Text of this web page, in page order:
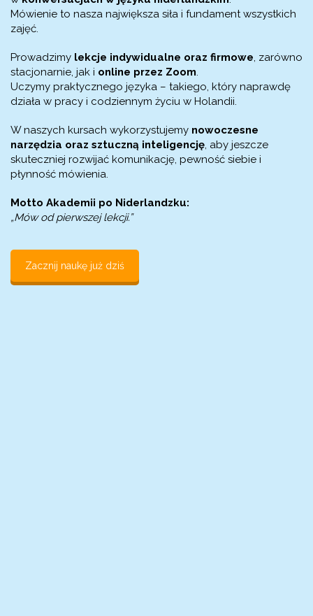
Mówienie to nasza największa siła i fundament wszystkich
zajęć.
Prowadzimy lekcje indywidualne oraz firmowe, zarówno
stacjonarnie, jak i online przez Zoom.
Uczymy praktycznego języka – takiego, który naprawdę
działa w pracy i codziennym życiu w Holandii.
W naszych kursach wykorzystujemy nowoczesne
narzędzia oraz sztuczną inteligencję, aby jeszcze
skuteczniej rozwijać komunikację, pewność siebie i
płynność mówienia.
Motto Akademii po Niderlandzku:
„Mów od pierwszej lekcji.”
Zacznij naukę już dziś